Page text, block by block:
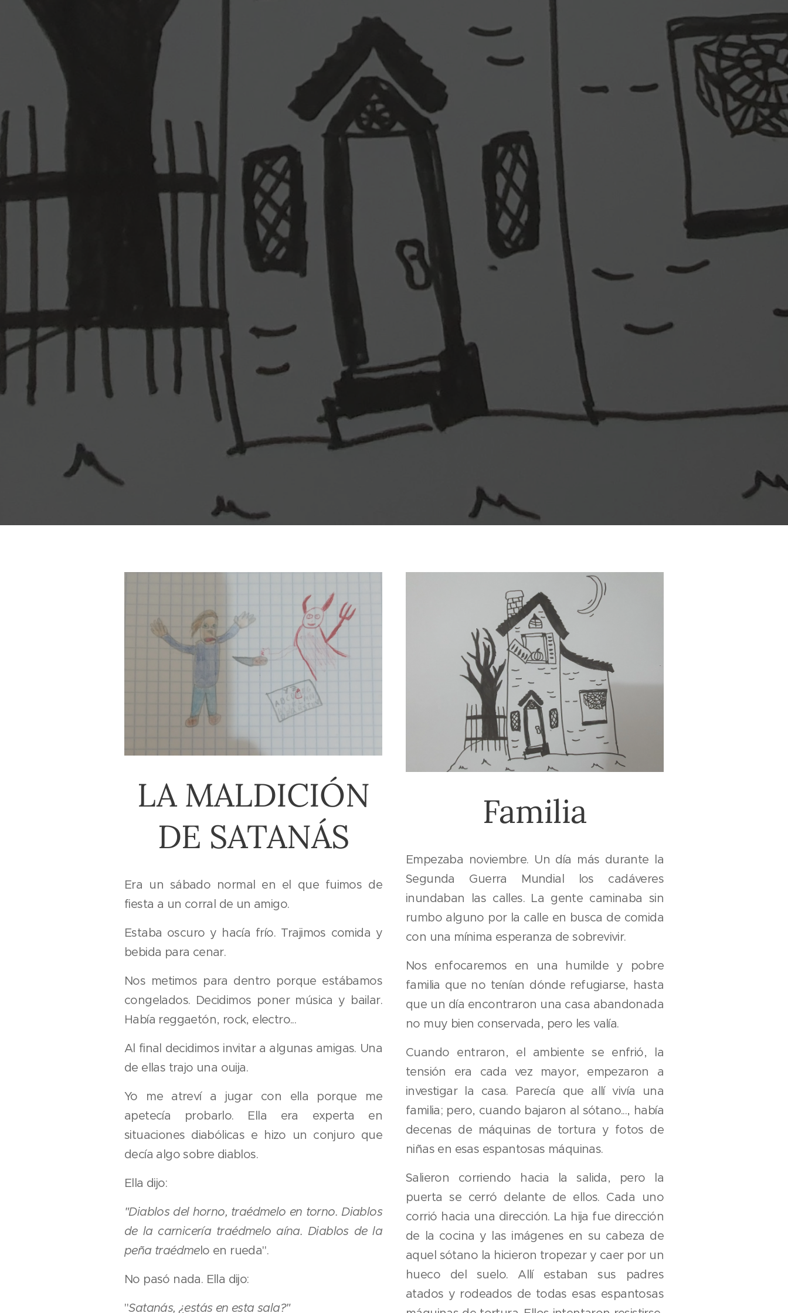
LA MALDICIÓN
DE SATANÁS
Era un sábado normal en el que fuimos de
fiesta a un corral de un amigo.
Estaba oscuro y hacía frío. Trajimos comida y
bebida para cenar.
Nos metimos para dentro porque estábamos
congelados. Decidimos poner música y bailar.
Había reggaetón, rock, electro...
Al final decidimos invitar a algunas amigas. Una
de ellas trajo una ouija.
Yo me atreví a jugar con ella porque me
apetecía probarlo. Ella era experta en
situaciones diabólicas e hizo un conjuro que
decía algo sobre diablos.
Ella dijo:
"Diablos del horno, traédmelo en torno. Diablos
de la carnicería traédmelo aína. Diablos de la
peña traédmelo en rueda".
No pasó nada. Ella dijo:
"Satanás, ¿estás en esta sala?"
Familia
Empezaba noviembre. Un día más durante la
Segunda Guerra Mundial los cadáveres
inundaban las calles. La gente caminaba sin
rumbo alguno por la calle en busca de comida
con una mínima esperanza de sobrevivir.
Nos enfocaremos en una humilde y pobre
familia que no tenían dónde refugiarse, hasta
que un día encontraron una casa abandonada
no muy bien conservada, pero les valía.
Cuando entraron, el ambiente se enfrió, la
tensión era cada vez mayor, empezaron a
investigar la casa. Parecía que allí vivía una
familia; pero, cuando bajaron al sótano..., había
decenas de máquinas de tortura y fotos de
niñas en esas espantosas máquinas.
Salieron corriendo hacia la salida, pero la
puerta se cerró delante de ellos. Cada uno
corrió hacia una dirección. La hija fue dirección
de la cocina y las imágenes en su cabeza de
aquel sótano la hicieron tropezar y caer por un
hueco del suelo. Allí estaban sus padres
atados y rodeados de todas esas espantosas